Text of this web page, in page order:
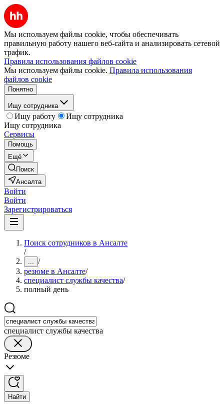
Мы используем файлы cookie, чтобы обеспечивать
правильную работу нашего веб-сайта и анализировать сетевой
трафик.
Правила использования файлов cookie
Мы используем файлы cookie. Правила использования
файлов cookie
Понятно
Ищу сотрудника
Ищу работу
Ищу сотрудника
Ищу сотрудника
Сервисы
Помощь
Ещё
Поиск
Ансалта
Войти
Войти
Зарегистрироваться
Поиск сотрудников в Ансалте
/
... /
резюме в Ансалте/
специалист службы качества/
полный день
специалист службы качества
Резюме
Найти